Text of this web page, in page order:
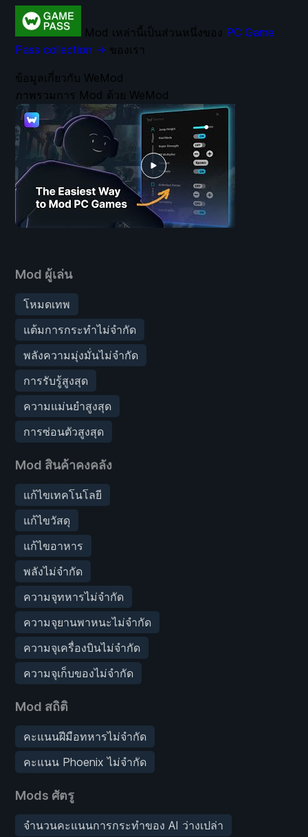
Mod ผู้เล่น
โหมดเทพ
แต้มการกระทำไม่จำกัด
พลังความมุ่งมั่นไม่จำกัด
การรับรู้สูงสุด
ความแม่นยำสูงสุด
การซ่อนตัวสูงสุด
Mod สินค้าคงคลัง
แก้ไขเทคโนโลยี
แก้ไขวัสดุ
แก้ไขอาหาร
พลังไม่จำกัด
ความจุทหารไม่จำกัด
ความจุยานพาหนะไม่จำกัด
ความจุเครื่องบินไม่จำกัด
ความจุเก็บของไม่จำกัด
Mod สถิติ
คะแนนฝีมือทหารไม่จำกัด
คะแนน Phoenix ไม่จำกัด
Mods ศัตรู
จำนวนคะแนนการกระทำของ AI ว่างเปล่า
ข้อมูลเกี่ยวกับ WeMod
ภาพรวมการ Mod ด้วย WeMod
Mod เหล่านี้เป็นส่วนหนึ่งของ PC Game
Pass collection → ของเรา